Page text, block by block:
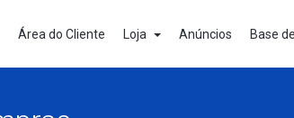
Área do Cliente Loja Anúncios Base